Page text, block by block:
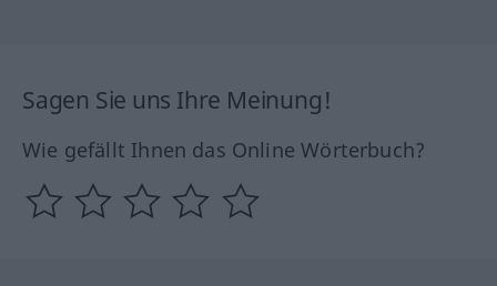
Sagen Sie uns Ihre Meinung!
Wie gefällt Ihnen das Online Wörterbuch?